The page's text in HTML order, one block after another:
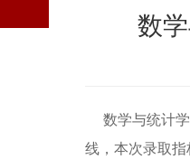
数
数学与统计学
线，本次录取指